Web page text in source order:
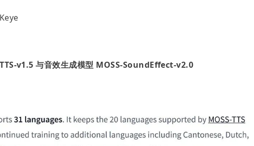
v1.5 与音效生成模型 MOSS-SoundEffect-v2.0